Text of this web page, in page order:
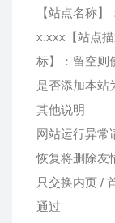
【站点名称
x.xxx 【站点
标】：留空则
是否添加本站
其他说明
网站运行异常
恢复将删除友
只交换内页 /
通过